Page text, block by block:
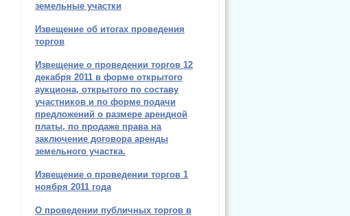
земельные участки
Извещение об итогах проведения
торгов
Извещение о проведении торгов 12
декабря 2011 в форме открытого
аукциона, открытого по составу
участников и по форме подачи
предложений о размере арендной
платы, по продаже права на
заключение договора аренды
земельного участка.
Извещение о проведении торгов 1
ноября 2011 года
О проведении публичных торгов в